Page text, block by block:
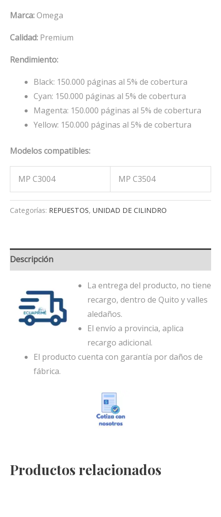
Marca:Omega
Calidad: Premium
Rendimiento:
Black: 150.000 páginas al 5% de cobertura
Cyan: 150.000 páginas al 5% de cobertura
Magenta: 150.000 páginas al 5% de cobertura
Yellow: 150.000 páginas al 5% de cobertura
Modelos compatibles:
MP C3004 MP C3504
Categorías: REPUESTOS, UNIDAD DE CILINDRO
Descripción
La entrega del producto, no tiene
recargo, dentro de Quito y valles
aledaños.
El envío a provincia, aplica
recargo adicional.
El producto cuenta con garantía por daños de
fábrica.
Productos relacionados